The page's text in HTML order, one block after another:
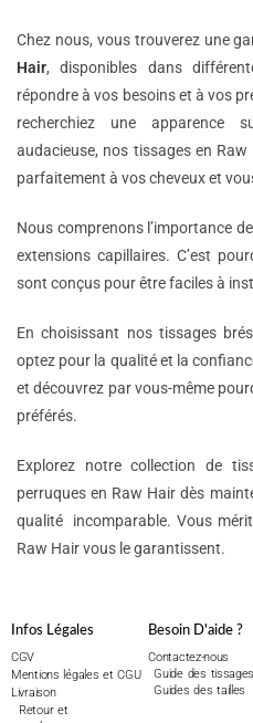
Chez nous, vous trouverez une
Hair, disponibles dans
répondre à vos besoins et à vos
recherchiez une apparence
audacieuse, nos tissages en
parfaitement à vos cheveux et
Nous comprenons l’importance
extensions capillaires. C’est
sont conçus pour être faciles à
En choisissant nos tissages
optez pour la qualité et la
et découvrez par vous-même
préférés.
Explorez notre collection de
perruques en Raw Hair dès
qualité incomparable. Vous
Raw Hair vous le garantissent.
Infos Légales
CGV
Mentions légales et CGU
Livraison
Retour et
Besoin D'aide ?
Contactez-nous
Guide des tissages
Guides des tailles